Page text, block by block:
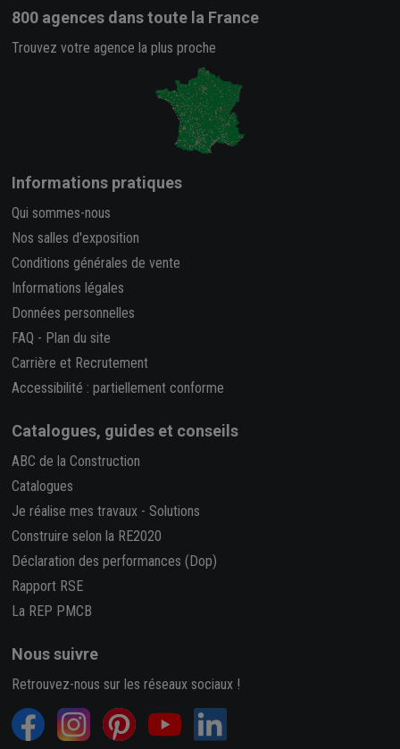
800 agences dans toute la France
Trouvez votre agence la plus proche
Informations pratiques
Qui sommes-nous
Nos salles d'exposition
Conditions générales de vente
Informations légales
Données personnelles
FAQ - Plan du site
Carrière et Recrutement
Accessibilité : partiellement conforme
Catalogues, guides et conseils
ABC de la Construction
Catalogues
Je réalise mes travaux - Solutions
Construire selon la RE2020
Déclaration des performances (Dop)
Rapport RSE
La REP PMCB
Nous suivre
Retrouvez-nous sur les réseaux sociaux !